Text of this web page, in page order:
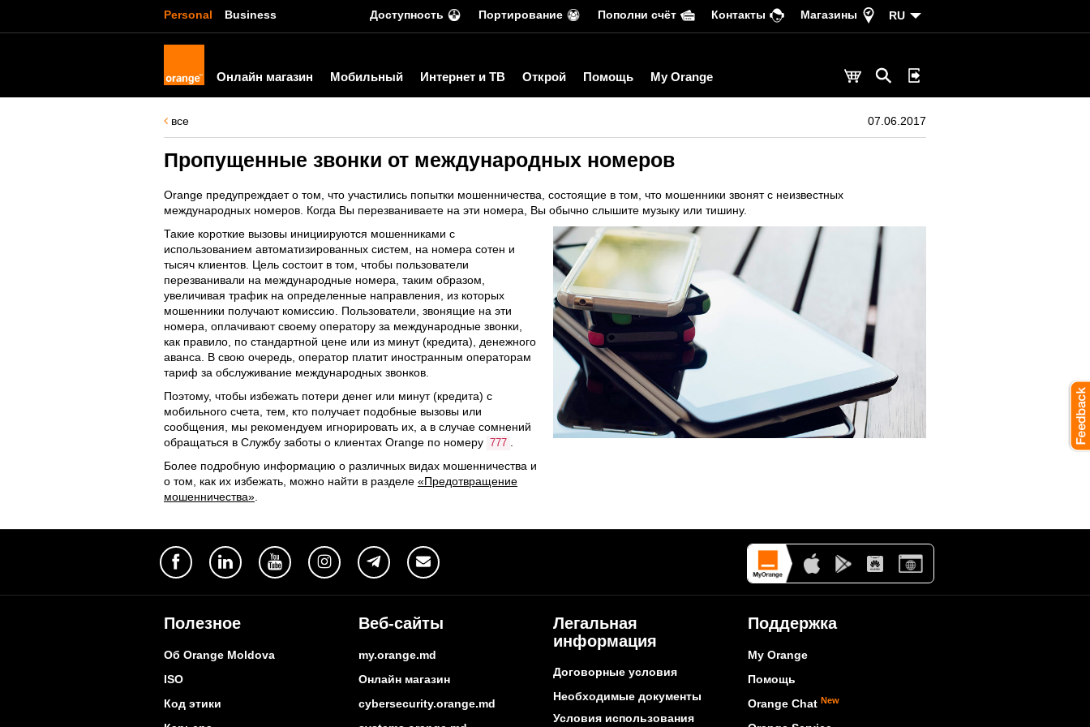
Personal Business Доступность Портирование Пополни счёт Контакты Магазины RU
Онлайн магазин Мобильный Интернет и ТВ Открой Помощь My Orange
все 07.06.2017
Пропущенные звонки от международных номеров
Orange предупреждает о том, что участились попытки мошенничества, состоящие в том, что мошенники звонят с неизвестных
международных номеров. Когда Вы перезваниваете на эти номера, Вы обычно слышите музыку или тишину.
Такие короткие вызовы инициируются мошенниками с
использованием автоматизированных систем, на номера сотен и
тысяч клиентов. Цель состоит в том, чтобы пользователи
перезванивали на международные номера, таким образом,
увеличивая трафик на определенные направления, из которых
мошенники получают комиссию. Пользователи, звонящие на эти
номера, оплачивают своему оператору за международные звонки,
как правило, по стандартной цене или из минут (кредита), денежного
аванса. В свою очередь, оператор платит иностранным операторам
тариф за обслуживание международных звонков.
Поэтому, чтобы избежать потери денег или минут (кредита) с
мобильного счета, тем, кто получает подобные вызовы или
сообщения, мы рекомендуем игнорировать их, а в случае сомнений
обращаться в Службу заботы о клиентах Orange по номеру
777
Более подробную информацию о различных видах мошенничества и
о том, как их избежать, можно найти в разделе «Предотвращение
мошенничества»
Полезное
Об Orange Moldova
ISO
Код этики
Веб-сайты
my.orange.md
Онлайн магазин
cybersecurity.orange.md
Легальная
информация
Договорные условия
Необходимые документы
Условия использования
Поддержка
My Orange
Помощь
Orange Chat New